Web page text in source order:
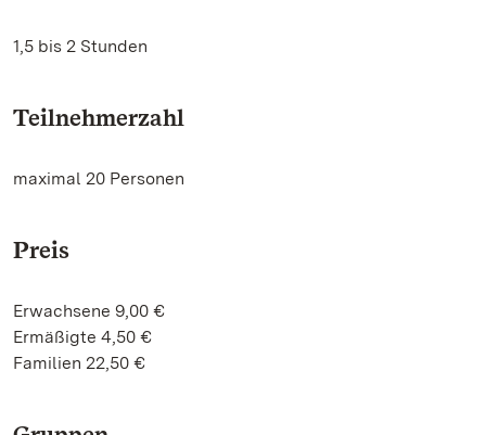
1,5 bis 2 Stunden
Teilnehmerzahl
maximal 20 Personen
Preis
Erwachsene 9,00 €
Ermäßigte 4,50 €
Familien 22,50 €